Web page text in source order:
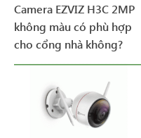
Camera EZVIZ H3C 2MP
không màu có phù hợp
cho cổng nhà không?